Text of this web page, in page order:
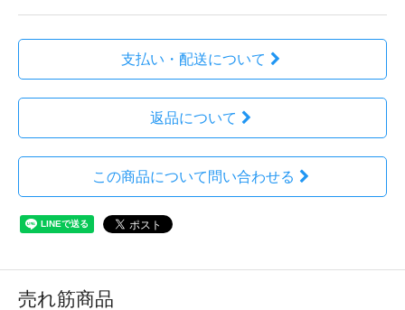
支払い・配送について
返品について
この商品について問い合わせる
売れ筋商品